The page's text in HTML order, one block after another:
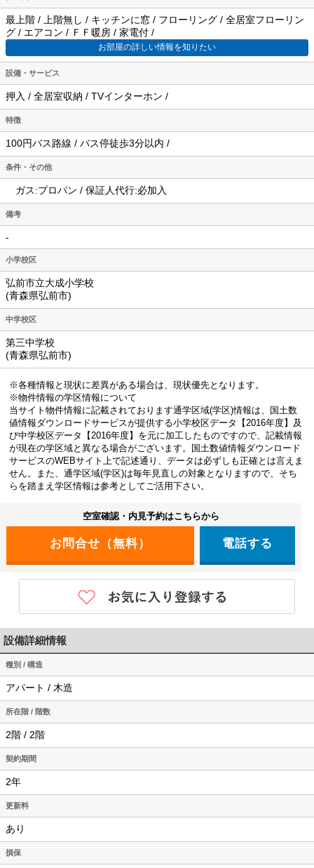
最上階 / 上階無し / キッチンに窓 / フローリング / 全居室フローリン
グ / エアコン / ＦＦ暖房 / 家電付 /
お部屋の詳しい情報を知りたい
設備・サービス
押入 / 全居室収納 / TVインターホン /
特徴
100円バス路線 / バス停徒歩3分以内 /
条件・その他
ガス:プロパン / 保証人代行:必加入
備考
-
小学校区
弘前市立大成小学校
(青森県弘前市)
中学校区
第三中学校
(青森県弘前市)
※各種情報と現状に差異がある場合は、現状優先となります。
※物件情報の学区情報について
当サイト物件情報に記載されております通学区域(学区)情報は、国土数
値情報ダウンロードサービスが提供する小学校区データ【2016年度】及
び中学校区データ【2016年度】を元に加工したものですので、記載情報
が現在の学区域と異なる場合がございます。国土数値情報ダウンロード
サービスのWEBサイト上で記述通り、データは必ずしも正確とは言えま
せん。また、通学区域(学区)は毎年見直しの対象となりますので、そち
らを踏まえ学区情報は参考としてご活用下さい。
空室確認・内見予約はこちらから
電話する
設備詳細情報
種別 / 構造
アパート / 木造
所在階 / 階数
2階 / 2階
契約期間
2年
更新料
あり
損保